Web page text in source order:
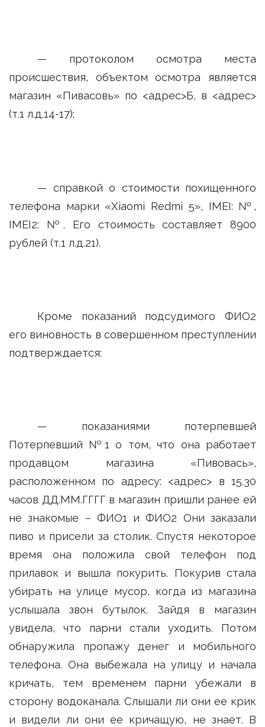
— протоколом осмотра места
происшествия, объектом осмотра является
магазин «Пивасовь» по <адрес>Б, в <адрес>
(т.1 л.д.14-17);
— справкой о стоимости похищенного
телефона марки «Xiaomi Redmi 5», IMEI: №,
IMEI2: №. Его стоимость составляет 8900
рублей (т.1 л.д.21).
Кроме показаний подсудимого ФИО2
его виновность в совершенном преступлении
подтверждается:
— показаниями потерпевшей
Потерпевший №1 о том, что она работает
продавцом магазина «Пивовась»,
расположенном по адресу: <адрес> в 15.30
часов ДД.ММ.ГГГГ в магазин пришли ранее ей
не знакомые – ФИО1 и ФИО2 Они заказали
пиво и присели за столик. Спустя некоторое
время она положила свой телефон под
прилавок и вышла покурить. Покурив стала
убирать на улице мусор, когда из магазина
услышала звон бутылок. Зайдя в магазин
увидела, что парни стали уходить. Потом
обнаружила пропажу денег и мобильного
телефона. Она выбежала на улицу и начала
кричать, тем временем парни убежали в
сторону водоканала. Слышали ли они ее крик
и видели ли они ее кричащую, не знает. В